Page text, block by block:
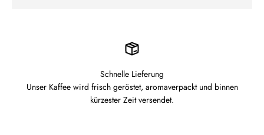
Schnelle Lieferung
Unser Kaffee wird frisch geröstet, aromaverpackt und binnen
kürzester Zeit versendet.